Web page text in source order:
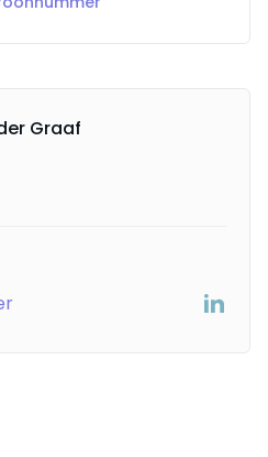
Graaf